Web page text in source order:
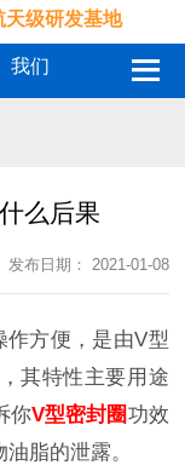
天级研发基地
我们
么后果
发布日期： 2021-01-08
作方便，是由V型
其特性主要用途
你V型密封圈功效
脂的泄露。